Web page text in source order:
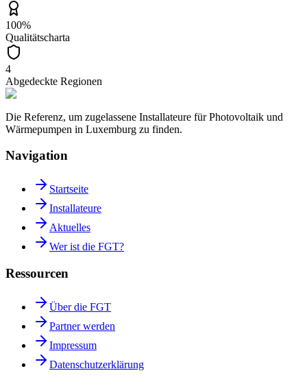
100%
Qualitätscharta
4
Abgedeckte Regionen
Die Referenz, um zugelassene Installateure für Photovoltaik und
Wärmepumpen in Luxemburg zu finden.
Navigation
Startseite
Installateure
Aktuelles
Wer ist die FGT?
Ressourcen
Über die FGT
Partner werden
Impressum
Datenschutzerklärung